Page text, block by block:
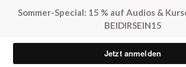
Sommer-Special: 15 % auf Audios &
BEIDIRSEIN15